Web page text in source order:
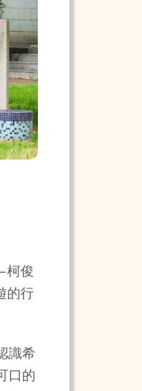
柯俊
的行
識希
口的